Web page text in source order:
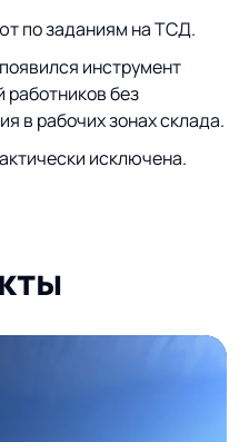
по заданиям на ТСД.
инструмент
без
в рабочих зонах склада.
исключена.